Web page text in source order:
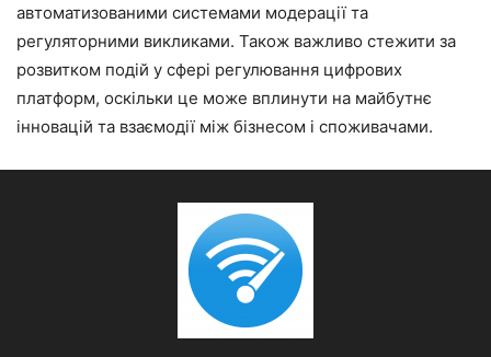
автоматизованими системами модерації та
регуляторними викликами. Також важливо стежити за
розвитком подій у сфері регулювання цифрових
платформ, оскільки це може вплинути на майбутнє
інновацій та взаємодії між бізнесом і споживачами.